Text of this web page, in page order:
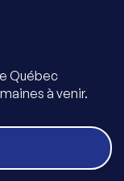
Québec
à venir.